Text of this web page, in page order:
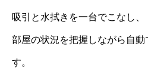
吸引と水拭きを一台でこなし、
部屋の状況を把握しながら自
す。